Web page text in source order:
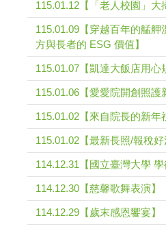
115.01.12【「老人校園」大
115.01.09【穿越百年的艋
方與長者的 ESG 價值】
115.01.07【凱達大飯店用心
115.01.06【愛愛院開創照護
115.01.02【來自院長的新年
115.01.02【最新長照/報稅好
114.12.31【國立臺灣大學 學
114.12.30【慈馨歌舞表演】
114.12.29【歲末感恩饗宴】